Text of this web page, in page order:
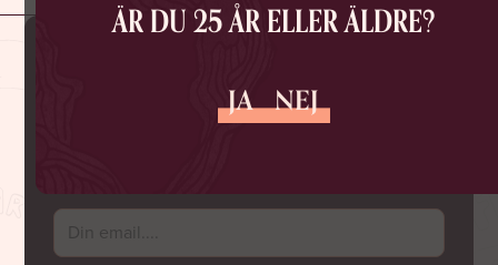
ÄR DU 25 ÅR ELLER ÄLDRE?
JA NEJ
ELLER ROLIGA EVENTS